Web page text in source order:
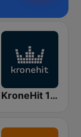
KroneHit 105.8